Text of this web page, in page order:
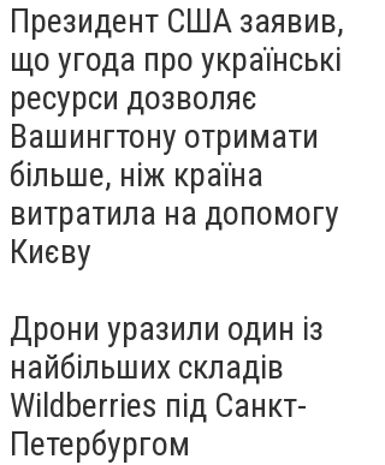
Президент США заявив,
що угода про українські
ресурси дозволяє
Вашингтону отримати
більше, ніж країна
витратила на допомогу
Києву
Дрони уразили один із
найбільших складів
Wildberries під Санкт-
Петербургом